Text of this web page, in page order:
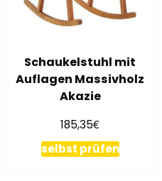
Schaukelstuhl mit
Auflagen Massivholz
Akazie
185,35€
selbst prüfen